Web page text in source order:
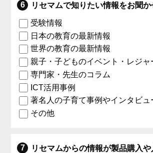
リセマムで知りたい情報をお聞か
受験情報
日本の教育の最新情報
世界の教育の最新情報
親子・子どものイベント・レジャ
専門家・先生のコラム
ICT活用事例
著名人の子育て事例やインタビュ
その他
リセマムからの情報が製品購入